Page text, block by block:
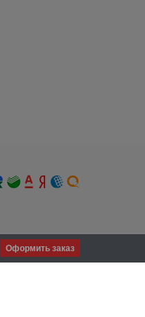
Оформить заказ